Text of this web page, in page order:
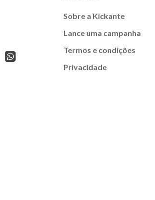
Sobre a Kickante
Lance uma campanha
Termos e condições
Privacidade